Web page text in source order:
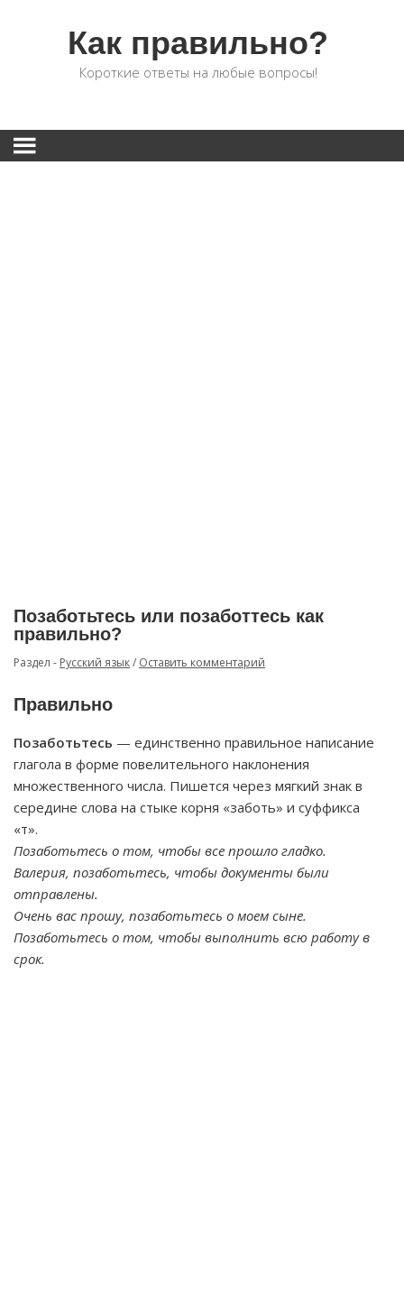
Как правильно?
Короткие ответы на любые вопросы!
Позаботьтесь или позаботтесь как
правильно?
Раздел - Русский язык/ Оставить комментарий
Правильно
Позаботьтесь — единственно правильное написание
глагола в форме повелительного наклонения
множественного числа. Пишется через мягкий знак в
середине слова на стыке корня «заботь» и суффикса
«т».
Позаботьтесь о том, чтобы все прошло гладко.
Валерия, позаботьтесь, чтобы документы были
отправлены.
Очень вас прошу, позаботьтесь о моем сыне.
Позаботьтесь о том, чтобы выполнить всю работу в
срок.